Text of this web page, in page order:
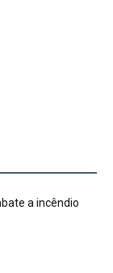
a incêndio